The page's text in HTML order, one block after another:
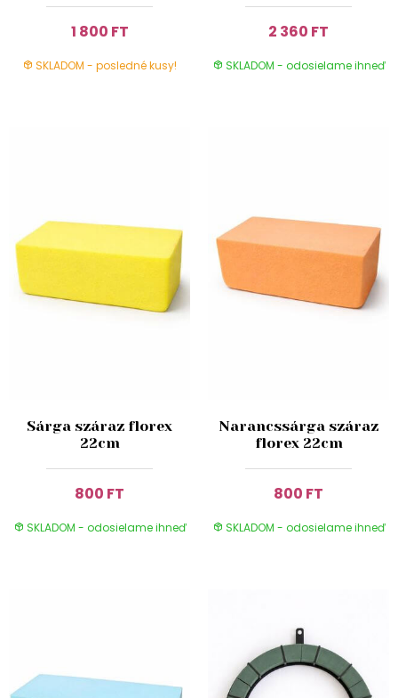
1 800 FT
SKLADOM - posledné kusy!
2 360 FT
SKLADOM - odosielame ihneď
Sárga száraz florex
22cm
800 FT
SKLADOM - odosielame ihneď
Narancssárga száraz
florex 22cm
800 FT
SKLADOM - odosielame ihneď